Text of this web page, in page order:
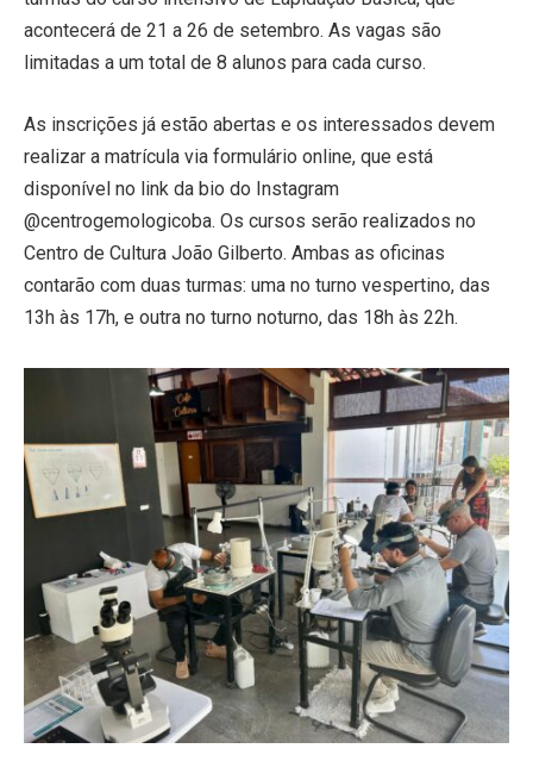
acontecerá de 21 a 26 de setembro. As vagas são
limitadas a um total de 8 alunos para cada curso.
As inscrições já estão abertas e os interessados devem
realizar a matrícula via formulário online, que está
disponível no link da bio do Instagram
@centrogemologicoba. Os cursos serão realizados no
Centro de Cultura João Gilberto. Ambas as oficinas
contarão com duas turmas: uma no turno vespertino, das
13h às 17h, e outra no turno noturno, das 18h às 22h.